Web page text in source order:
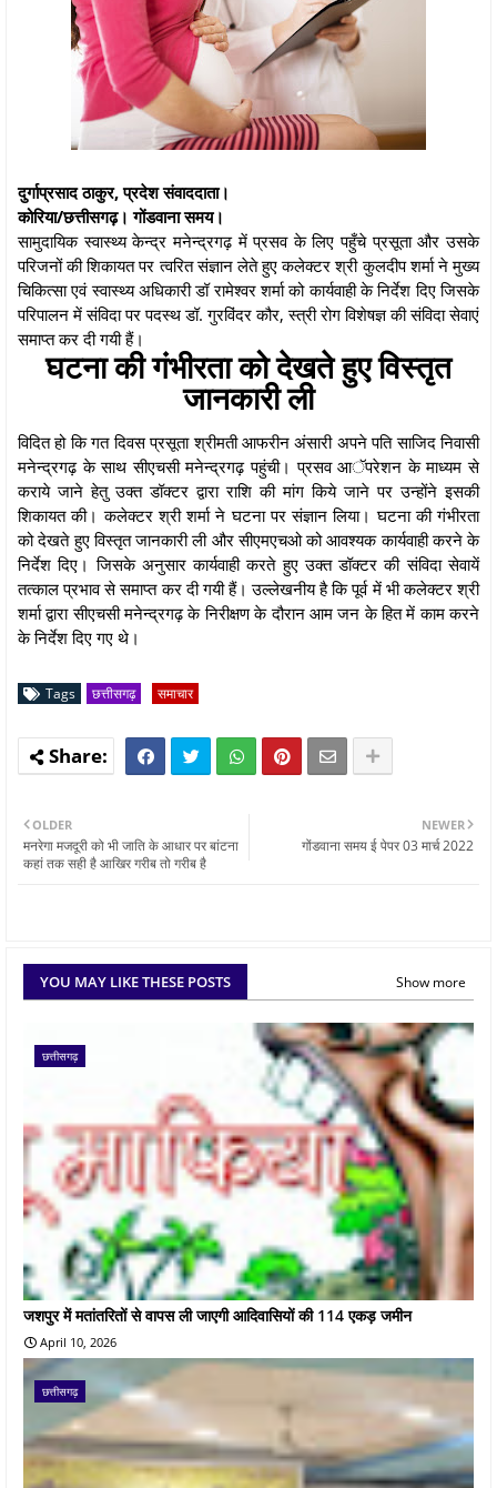
दुर्गाप्रसाद ठाकुर, प्रदेश संवाददाता।
कोरिया/छत्तीसगढ़। गोंडवाना समय।
सामुदायिक स्वास्थ्य केन्द्र मनेन्द्रगढ़ में प्रसव के लिए पहुँचे प्रसूता और उसके
परिजनों की शिकायत पर त्वरित संज्ञान लेते हुए कलेक्टर श्री कुलदीप शर्मा ने मुख्य
चिकित्सा एवं स्वास्थ्य अधिकारी डॉ रामेश्वर शर्मा को कार्यवाही के निर्देश दिए जिसके
परिपालन में संविदा पर पदस्थ डॉ. गुरविंदर कौर, स्त्री रोग विशेषज्ञ की संविदा सेवाएं
समाप्त कर दी गयी हैं।
घटना की गंभीरता को देखते हुए विस्तृत
जानकारी ली
विदित हो कि गत दिवस प्रसूता श्रीमती आफरीन अंसारी अपने पति साजिद निवासी
मनेन्द्रगढ़ के साथ सीएचसी मनेन्द्रगढ़ पहुंची। प्रसव आॅपरेशन के माध्यम से
कराये जाने हेतु उक्त डॉक्टर द्वारा राशि की मांग किये जाने पर उन्होंने इसकी
शिकायत की। कलेक्टर श्री शर्मा ने घटना पर संज्ञान लिया। घटना की गंभीरता
को देखते हुए विस्तृत जानकारी ली और सीएमएचओ को आवश्यक कार्यवाही करने के
निर्देश दिए। जिसके अनुसार कार्यवाही करते हुए उक्त डॉक्टर की संविदा सेवायें
तत्काल प्रभाव से समाप्त कर दी गयी हैं। उल्लेखनीय है कि पूर्व में भी कलेक्टर श्री
शर्मा द्वारा सीएचसी मनेन्द्रगढ़ के निरीक्षण के दौरान आम जन के हित में काम करने
के निर्देश दिए गए थे।
Tags छत्तीसगढ़ समाचार
NEWER
गोंडवाना समय ई पेपर 03 मार्च 2022
OLDER
मनरेगा मजदूरी को भी जाति के आधार पर बांटना
कहां तक सही है आखिर गरीब तो गरीब है
YOU MAY LIKE THESE POSTS Show more
छत्तीसगढ़
जशपुर में मतांतरितों से वापस ली जाएगी आदिवासियों की 114 एकड़ जमीन
April 10, 2026
छत्तीसगढ़